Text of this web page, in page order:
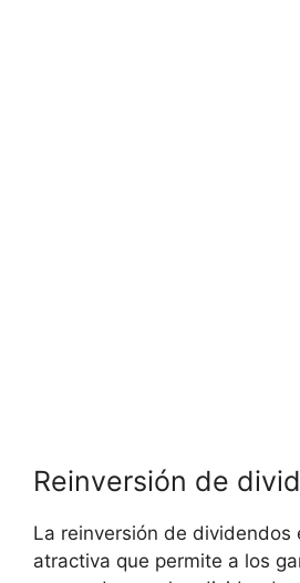
Reinversión de
La reinversión de dividendos
atractiva que permite a los‌